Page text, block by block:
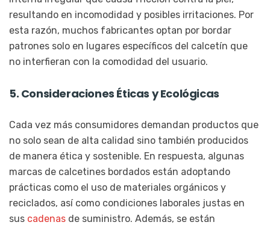
resultando en incomodidad y posibles irritaciones. Por
esta razón, muchos fabricantes optan por bordar
patrones solo en lugares específicos del calcetín que
no interfieran con la comodidad del usuario.
5. Consideraciones Éticas y Ecológicas
Cada vez más consumidores demandan productos que
no solo sean de alta calidad sino también producidos
de manera ética y sostenible. En respuesta, algunas
marcas de calcetines bordados están adoptando
prácticas como el uso de materiales orgánicos y
reciclados, así como condiciones laborales justas en
sus cadenas de suministro. Además, se están